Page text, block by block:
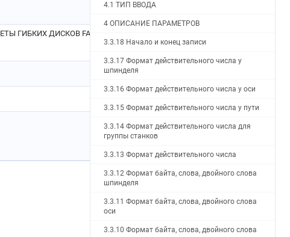
ГИБКИХ ДИСКОВ FANUC, FANUC
4.1 ТИП ВВОДА
4 ОПИСАНИЕ ПАРАМЕТРОВ
3.3.18 Начало и конец записи
3.3.17 Формат действительного числа у
шпинделя
3.3.16 Формат действительного числа у оси
3.3.15 Формат действительного числа у пути
3.3.14 Формат действительного числа для
группы станков
3.3.13 Формат действительного числа
3.3.12 Формат байта, слова, двойного слова
шпинделя
3.3.11 Формат байта, слова, двойного слова
оси
3.3.10 Формат байта, слова, двойного слова